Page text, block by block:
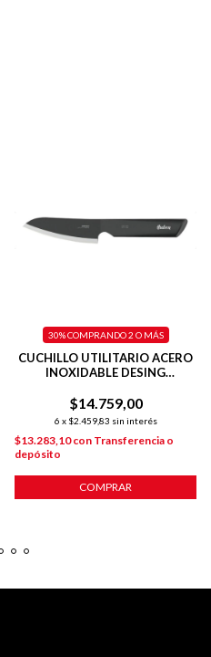
CUCHILLO UTILITARIO ACERO
INOXIDABLE DESING
$14.759,00
6 x $2.459,83 sin interés
30%COMPRANDO 2 O MÁS
$13.283,10con Transferencia o
depósito
COMPRAR